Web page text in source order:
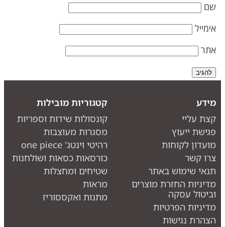
עליי
ייעוץ
לקוחות
קשר
שימוש באתר
החזרת מוצרים
עסקה
הפרטיות
נגישות
קטגוריות מובילות
קונסולות שידות וספריות
מסגרות מעוצבות
רהיטי וינטג' one piece
כורסאות כסאות ושולחנות
שטיחים ומחצלות
מראות
מתנות ואקססוריז